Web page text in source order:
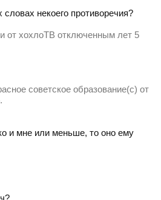
некоего противоречия?
от хохлоТВ отключенным лет 5
советское образование(с) от
и мне или меньше, то оно ему